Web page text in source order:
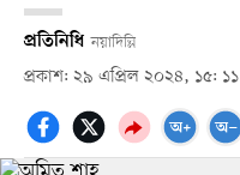
প্রতিনিধি নয়াদিল্লি
প্রকাশ: ২৯ এপ্রিল ২০২৪, ১৫: ১১